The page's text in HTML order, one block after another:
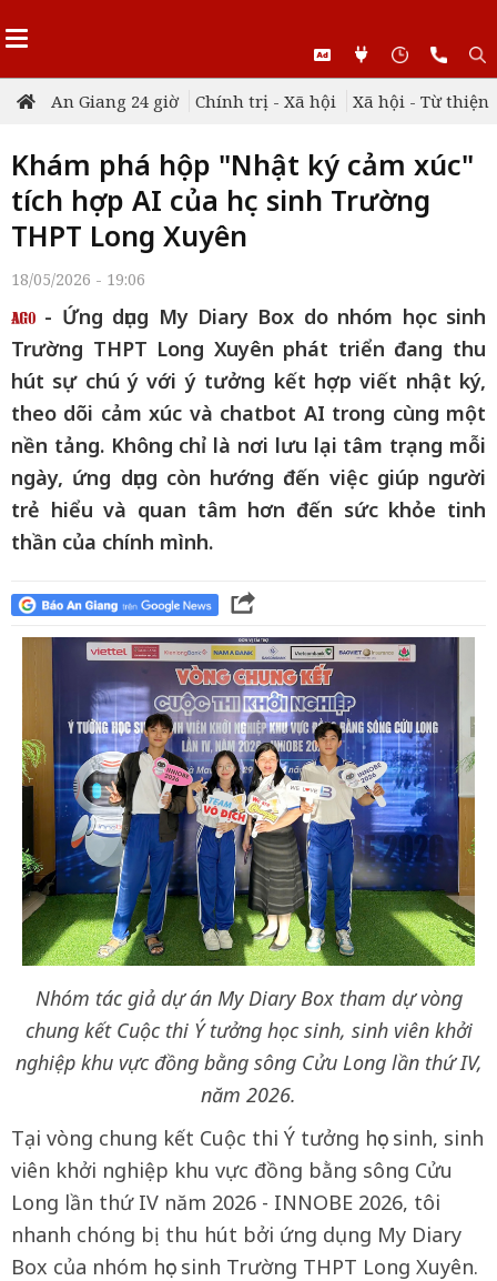
An Giang 24 giờ Chính trị - Xã hội Xã hội - Từ thiện
Khám phá hộp "Nhật ký cảm xúc"
tích hợp AI của học sinh Trường
THPT Long Xuyên
18/05/2026 - 19:06
- Ứng dụng My Diary Box do nhóm học sinh
Trường THPT Long Xuyên phát triển đang thu
hút sự chú ý với ý tưởng kết hợp viết nhật ký,
theo dõi cảm xúc và chatbot AI trong cùng một
nền tảng. Không chỉ là nơi lưu lại tâm trạng mỗi
ngày, ứng dụng còn hướng đến việc giúp người
trẻ hiểu và quan tâm hơn đến sức khỏe tinh
thần của chính mình.
Nhóm tác giả dự án My Diary Box tham dự vòng
chung kết Cuộc thi Ý tưởng học sinh, sinh viên khởi
nghiệp khu vực đồng bằng sông Cửu Long lần thứ IV,
năm 2026.
Tại vòng chung kết Cuộc thi Ý tưởng học sinh, sinh
viên khởi nghiệp khu vực đồng bằng sông Cửu
Long lần thứ IV năm 2026 - INNOBE 2026, tôi
nhanh chóng bị thu hút bởi ứng dụng My Diary
Box của nhóm học sinh Trường THPT Long Xuyên.